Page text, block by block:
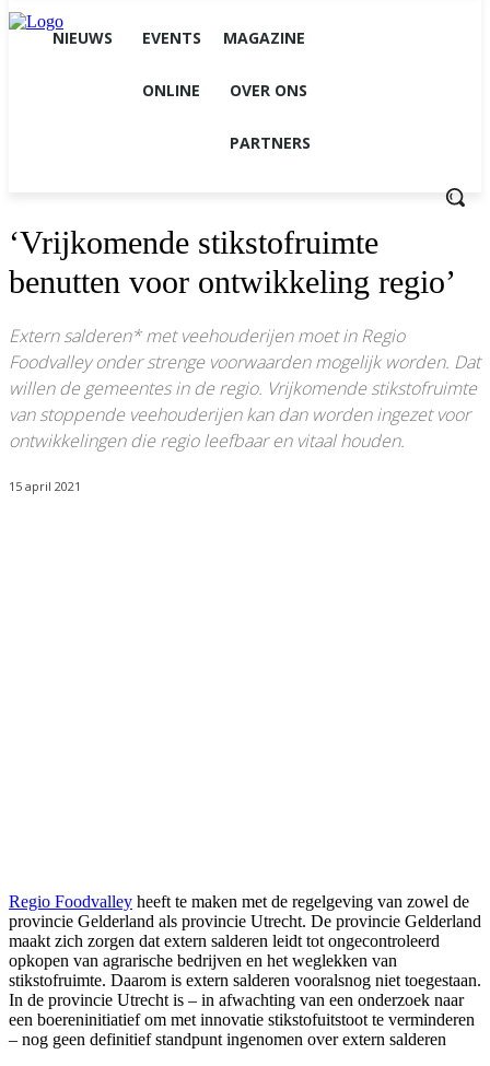
NIEUWS EVENTS MAGAZINE
ONLINE OVER ONS
PARTNERS
‘Vrijkomende stikstofruimte
benutten voor ontwikkeling regio’
Extern salderen* met veehouderijen moet in Regio
Foodvalley onder strenge voorwaarden mogelijk worden. Dat
willen de gemeentes in de regio. Vrijkomende stikstofruimte
van stoppende veehouderijen kan dan worden ingezet voor
ontwikkelingen die regio leefbaar en vitaal houden.
15 april 2021
Regio Foodvalley heeft te maken met de regelgeving van zowel de
provincie Gelderland als provincie Utrecht. De provincie Gelderland
maakt zich zorgen dat extern salderen leidt tot ongecontroleerd
opkopen van agrarische bedrijven en het weglekken van
stikstofruimte. Daarom is extern salderen vooralsnog niet toegestaan.
In de provincie Utrecht is – in afwachting van een onderzoek naar
een boereninitiatief om met innovatie stikstofuitstoot te verminderen
– nog geen definitief standpunt ingenomen over extern salderen